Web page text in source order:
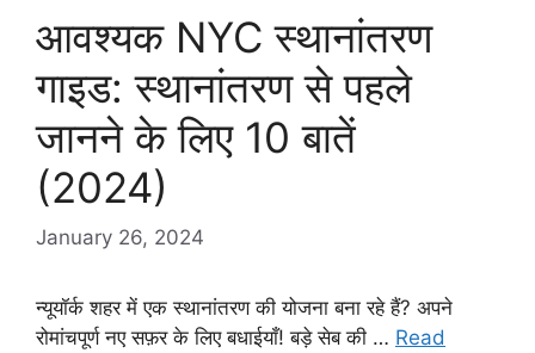
आवश्यक NYC स्थानांतरण
गाइड: स्थानांतरण से पहले
जानने के लिए 10 बातें
(2024)
January 26, 2024
न्यूयॉर्क शहर में एक स्थानांतरण की योजना बना रहे हैं? अपने
रोमांचपूर्ण नए सफ़र के लिए बधाईयाँ! बड़े सेब की … Read